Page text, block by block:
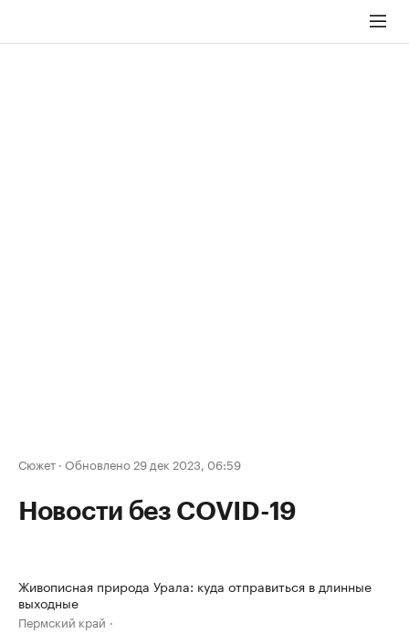
Сюжет · Обновлено 29 дек 2023, 06:59
Новости без COVID-19
Живописная природа Урала: куда отправиться в длинные
выходные
Пермский край